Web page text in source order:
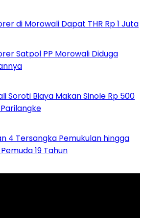
di Morowali Dapat THR Rp 1 Juta
Satpol PP Morowali Diduga
Soroti Biaya Makan Sinole Rp 500
4 Tersangka Pemukulan hingga
19 Tahun